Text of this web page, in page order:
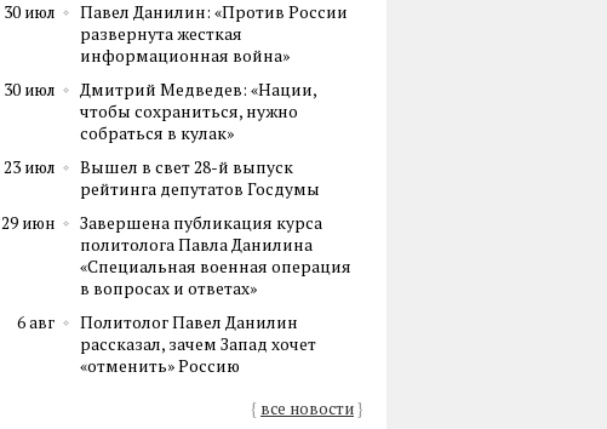
30 июл
Павел Данилин: «Против России
развернута жесткая
информационная война»
30 июл
Дмитрий Медведев: «Нации,
чтобы сохраниться, нужно
собраться в кулак»
23 июл
Вышел в свет 28-й выпуск
рейтинга депутатов Госдумы
29 июн
Завершена публикация курса
политолога Павла Данилина
«Специальная военная операция
в вопросах и ответах»
6 авг
Политолог Павел Данилин
рассказал, зачем Запад хочет
«отменить» Россию
{ все новости}